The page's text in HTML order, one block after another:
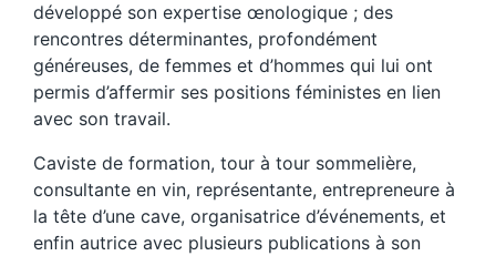
développé son expertise œnologique ; des
rencontres déterminantes, profondément
généreuses, de femmes et d’hommes qui lui ont
permis d’affermir ses positions féministes en lien
avec son travail.
Caviste de formation, tour à tour sommelière,
consultante en vin, représentante, entrepreneure à
la tête d’une cave, organisatrice d’événements, et
enfin autrice avec plusieurs publications à son